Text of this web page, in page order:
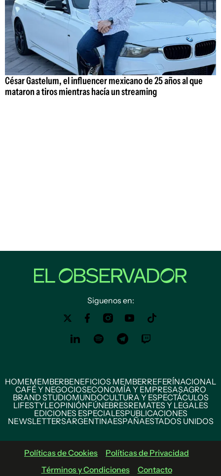
César Gastelum, el influencer mexicano de 25 años al que
mataron a tiros mientras hacía un streaming
Siguenos en:
HOMEMEMBERBENEFICIOS MEMBERREFERÍNACIONAL
CAFÉ Y NEGOCIOSECONOMÍA Y EMPRESASAGRO
BRAND STUDIOMUNDOCULTURA Y ESPECTÁCULOS
LIFESTYLEOPINIÓNFÚNEBRESREMATES Y LEGALES
EDICIONES ESPECIALESPUBLICACIONES
NEWSLETTERSARGENTINAESPAÑAESTADOS UNIDOS
Políticas de Cookies
Políticas de Privacidad
Términos y Condiciones
Contacto